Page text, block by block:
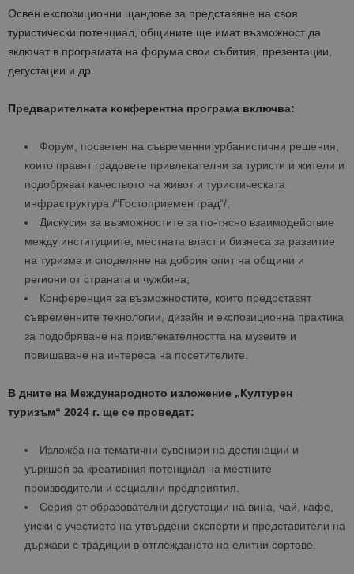
Освен експозиционни щандове за представяне на своя
туристически потенциал, общините ще имат възможност да
включат в програмата на форума свои събития, презентации,
дегустации и др.
Предварителната конферентна програма включва:
Форум, посветен на съвременни урбанистични решения,
които правят градовете привлекателни за туристи и жители и
подобряват качеството на живот и туристическата
инфраструктура /“Гостоприемен град“/;
Дискусия за възможностите за по-тясно взаимодействие
между институциите, местната власт и бизнеса за развитие
на туризма и споделяне на добрия опит на общини и
региони от страната и чужбина;
Конференция за възможностите, които предоставят
съвременните технологии, дизайн и експозиционна практика
за подобряване на привлекателността на музеите и
повишаване на интереса на посетителите.
В дните на Международното изложение „Културен
туризъм“ 2024 г. ще се проведат:
Изложба на тематични сувенири на дестинации и
уъркшоп за креативния потенциал на местните
производители и социални предприятия.
Серия от образователни дегустации на вина, чай, кафе,
уиски с участието на утвърдени експерти и представители на
държави с традиции в отглеждането на елитни сортове.